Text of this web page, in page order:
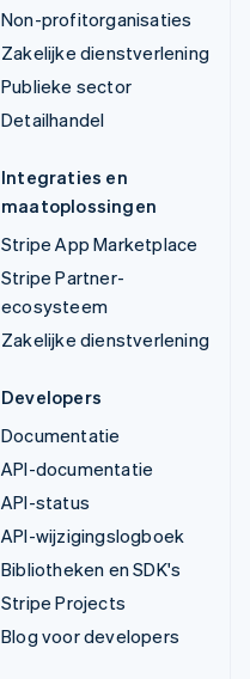
Non-profitorganisaties
Zakelijke dienstverlening
Publieke sector
Detailhandel
Integraties en
maatoplossingen
Stripe App Marketplace
Stripe Partner-
ecosysteem
Zakelijke dienstverlening
Developers
Documentatie
API-documentatie
API-status
API-wijzigingslogboek
Bibliotheken en SDK's
Stripe Projects
Blog voor developers